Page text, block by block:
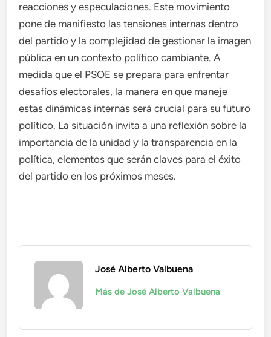
reacciones y especulaciones. Este movimiento
pone de manifiesto las tensiones internas dentro
del partido y la complejidad de gestionar la imagen
pública en un contexto político cambiante. A
medida que el PSOE se prepara para enfrentar
desafíos electorales, la manera en que maneje
estas dinámicas internas será crucial para su futuro
político. La situación invita a una reflexión sobre la
importancia de la unidad y la transparencia en la
política, elementos que serán claves para el éxito
del partido en los próximos meses.
José Alberto Valbuena
Más de José Alberto Valbuena